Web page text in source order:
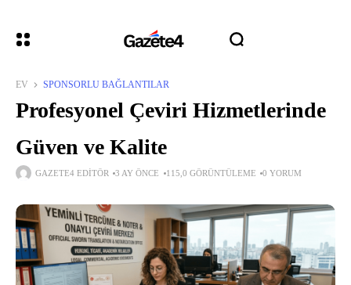
EV SPONSORLU BAĞLANTILAR
Profesyonel Çeviri Hizmetlerinde
Güven ve Kalite
GAZETE4 EDITÖR 3 AY ÖNCE 115,0 GÖRÜNTÜLEME 0 YORUM